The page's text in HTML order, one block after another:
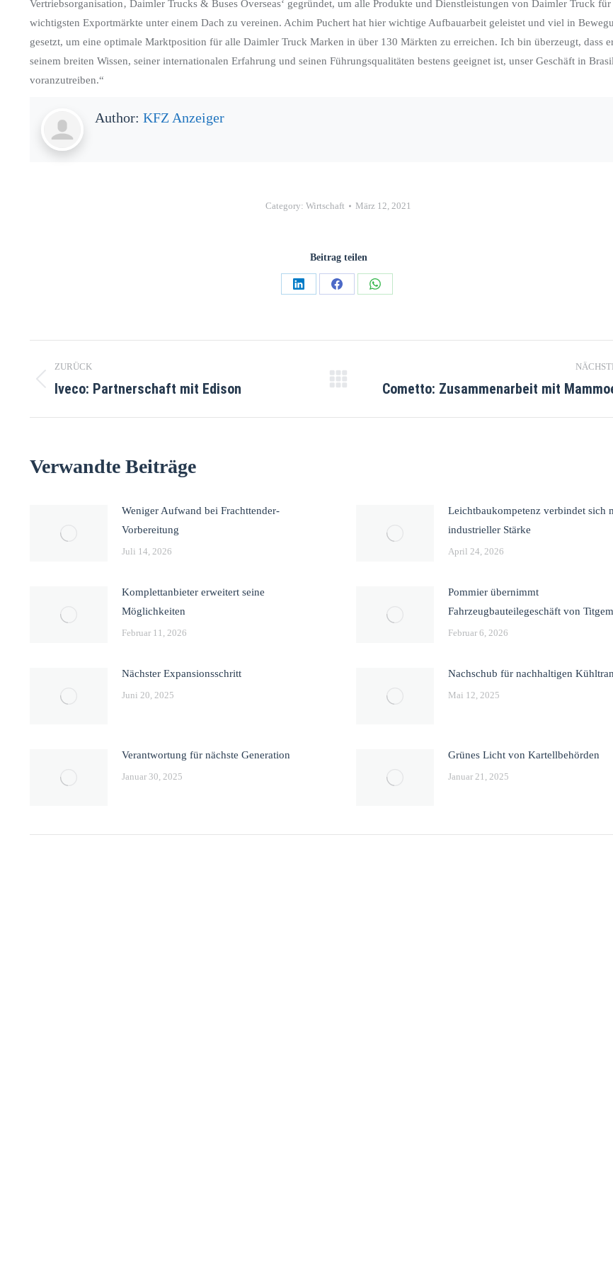
Vertriebsorganisation‚ Daimler Trucks & Buses Overseas‘ gegründet, um alle Produkte und Dienstleistungen von Daimler Truck für
wichtigsten Exportmärkte unter einem Dach zu vereinen. Achim Puchert hat hier wichtige Aufbauarbeit geleistet und viel in
gesetzt, um eine optimale Marktposition für alle Daimler Truck Marken in über 130 Märkten zu erreichen. Ich bin überzeugt, dass
seinem breiten Wissen, seiner internationalen Erfahrung und seinen Führungsqualitäten bestens geeignet ist, unser Geschäft in
voranzutreiben.“
Author: KFZ Anzeiger
Category: Wirtschaft März 12, 2021
Beitrag teilen
ZURÜCK
Iveco: Partnerschaft mit Edison Cometto: Zusammenarbeit mit
Verwandte Beiträge
Weniger Aufwand bei Frachttender-
Vorbereitung
Juli 14, 2026
Leichtbaukompetenz verbindet sich
industrieller Stärke
April 24, 2026
Komplettanbieter erweitert seine
Möglichkeiten
Februar 11, 2026
Pommier übernimmt
Fahrzeugbauteilegeschäft von
Februar 6, 2026
Nächster Expansionsschritt
Juni 20, 2025
Nachschub für nachhaltigen
Mai 12, 2025
Verantwortung für nächste Generation
Januar 30, 2025
Grünes Licht von Kartellbehörden
Januar 21, 2025